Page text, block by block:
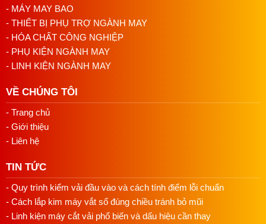
và nguồn nhiệt.
Bảo quản sơn ở nơi khô ráo, thoáng mát, và tránh
ánh nắng trực tiếp.
Giữ xa tầm tay trẻ em và tránh tiếp xúc với mắt.
Không ném hoặc đốt bình sơn.
- MÁY MAY BAO
- THIẾT BỊ PHỤ TRỢ NGÀNH MAY
- HÓA CHẤT CÔNG NGHIỆP
- PHỤ KIỆN NGÀNH MAY
- LINH KIỆN NGÀNH MAY
VỀ CHÚNG TÔI
- Trang chủ
- Giới thiệu
- Liên hệ
TIN TỨC
- Quy trình kiểm vải đầu vào và cách tính điểm lỗi chuẩn
- Cách lắp kim máy vắt sổ đúng chiều tránh bỏ mũi
- Linh kiện máy cắt vải phổ biến và dấu hiệu cần thay